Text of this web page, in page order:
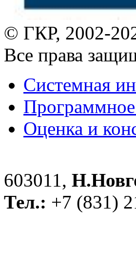
© ГКР, 2002-
Все права
Системная
Оценка и
603011,
Тел.: +7 (831)